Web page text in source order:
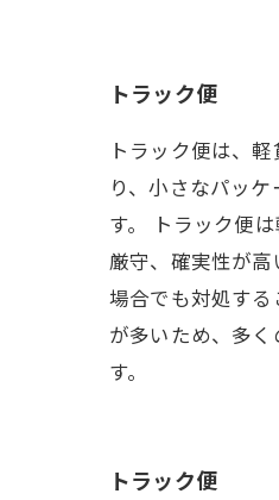
トラック便
トラック便は、
り、小さなパッ
す。 トラック便
厳守、確実性が
場合でも対処す
が多いため、多
す。
トラック便